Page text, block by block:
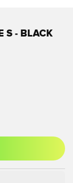
S - BLACK